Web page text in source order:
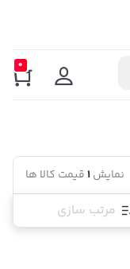
0
نمایش1قیمت کالا ها
مرتب سازی